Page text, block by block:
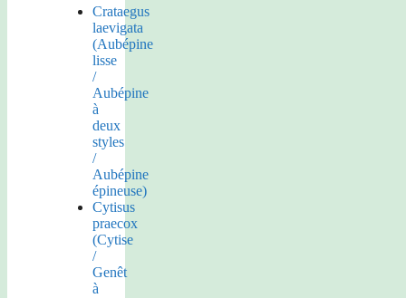
Crataegus
laevigata
(Aubépine
lisse
/
Aubépine
à
deux
styles
/
Aubépine
épineuse)
Cytisus
praecox
(Cytise
/
Genêt
à